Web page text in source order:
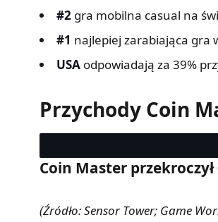
#2 gra mobilna casual na
#1 najlepiej zarabiająca gra
USA odpowiadają za 39%
Przychody Coin
Coin Master
(Źródło: Sensor Tower; Game